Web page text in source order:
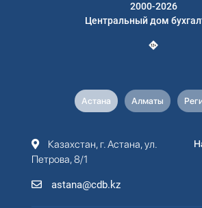
2000-2026
Центральный дом
Астана Алматы
Казахстан, г. Астана, ул.
Петрова, 8/1
astana@cdb.kz